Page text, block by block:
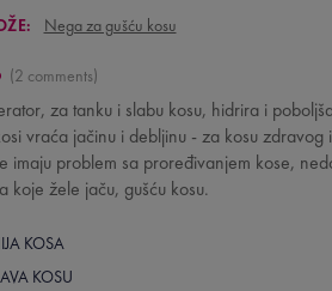
Nega za gušću kosu
2 comments
za tanku i slabu kosu, hidrira i
vraća jačinu i debljinu - za kosu zdravog
imaju problem sa proređivanjem kose,
koje žele jaču, gušću kosu.
KOSA
KOSU